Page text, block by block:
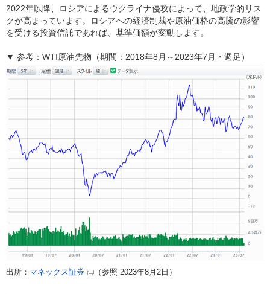
2022年以降、ロシアによるウクライナ侵攻によって、地政学的リス
クが高まっています。ロシアへの経済制裁や原油価格の高騰の影響
を受ける投資信託であれば、基準価額が変動します。
▼ 参考：WTI原油先物（期間：2018年8月～2023年7月・週足）
出所： マネックス証券 （参照 2023年8月2日）